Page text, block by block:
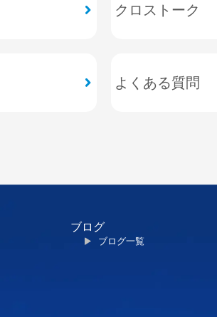
クロストーク
よくある質問
ブログ
ブログ一覧